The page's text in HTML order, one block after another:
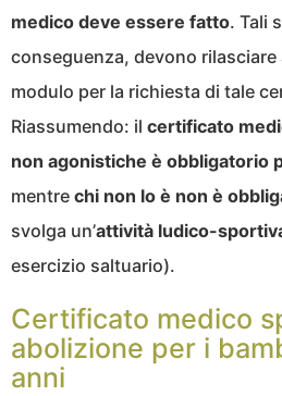
medico deve essere fatto. Tali
conseguenza, devono rilasciare
modulo per la richiesta di tale
Riassumendo: il certificato
non agonistiche è obbligatorio
mentre chi non lo è non è
svolga un’attività ludico-
esercizio saltuario).
Certificato medico
abolizione per i
anni